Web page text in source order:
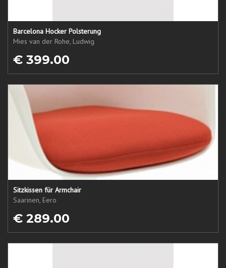
Barcelona Hocker Polsterung
Mies van der Rohe, Ludwig
€ 399.00
Sitzkissen für Armchair
Saarinen, Eero
€ 289.00